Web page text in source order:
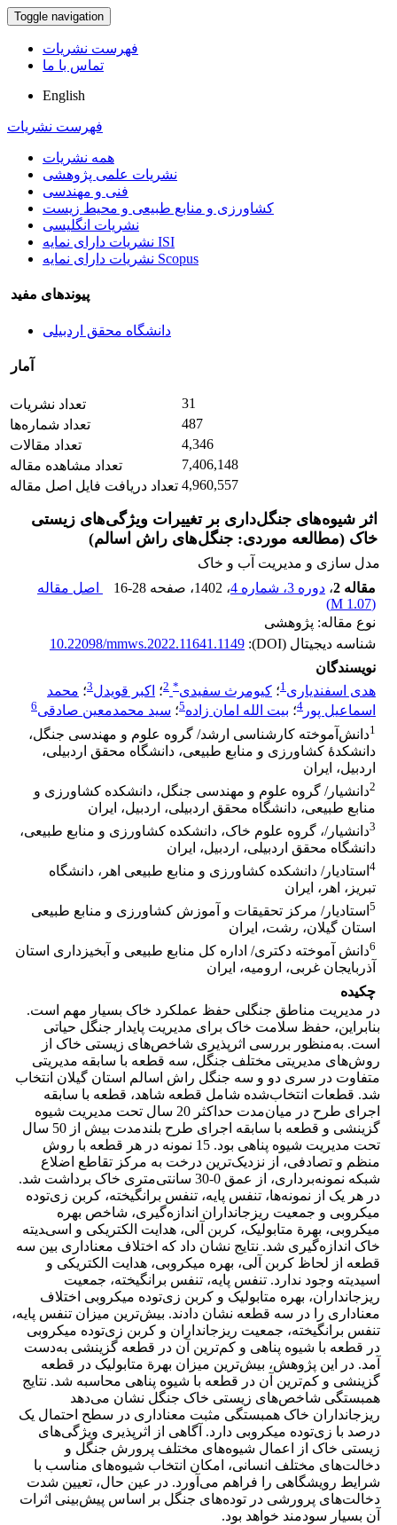
Toggle navigation
فهرست نشریات
تماس با ما
English
فهرست نشریات
همه نشریات
نشریات علمی پژوهشی
فنی و مهندسی
کشاورزی و منابع طبیعی و محیط زیست
نشریات انگلیسی
نشریات دارای نمایه ISI
نشریات دارای نمایه Scopus
پیوندهای مفید
دانشگاه محقق اردبیلی
آمار
تعداد نشریات
31
تعداد شماره‌ها
487
تعداد مقالات
4,346
تعداد مشاهده مقاله
7,406,148
تعداد دریافت فایل اصل مقاله 4,960,557
اثر شیوه‌های جنگل‌داری بر تغییرات ویژگی‌های زیستی
خاک (مطالعه موردی: جنگل‌های راش اسالم)
مدل سازی و مدیریت آب و خاک
مقاله 2
، دوره 3، شماره 4 ، 1402 ، صفحه 16-28
اصل مقاله
(
1.07 M
)
نوع مقاله: پژوهشی
شناسه دیجیتال (DOI):
10.22098/mmws.2022.11641.1149
نویسندگان
هدی اسفندیاری1؛ کیومرث سفیدی*
2؛ اکبر قویدل3؛ محمد
اسماعیل پور 4؛ بیت الله امان زاده5؛ سید محمدمعین صادقی6
1دانش‌آموخته کارشناسی ارشد/ گروه علوم و مهندسی جنگل،
دانشکدۀ کشاورزی و منابع طبیعی، دانشگاه محقق اردبیلی،
اردبیل، ایران
2دانشیار/ گروه علوم و مهندسی جنگل، دانشکده کشاورزی و
منابع طبیعی، دانشگاه محقق اردبیلی، اردبیل، ایران
3دانشیار/، گروه علوم خاک، دانشکده کشاورزی و منابع طبیعی،
دانشگاه محقق اردبیلی، اردبیل، ایران
4 استادیار/ دانشکده کشاورزی و منابع طبیعی اهر، دانشگاه
تبریز، اهر، ایران
5 استادیار/ مرکز تحقیقات و آموزش کشاورزی و منابع طبیعی
استان گیلان، رشت، ایران
6دانش آموخته دکتری/ اداره کل منابع طبیعی و آبخیزداری استان
آذربایجان غربی، ارومیه، ایران
چکیده
در مدیریت مناطق جنگلی حفظ عملکرد خاک بسیار مهم است.
بنابراین، حفظ سلامت خاک برای مدیریت پایدار جنگل حیاتی
است. به‌منظور بررسی اثرپذیری شاخص‌های زیستی خاک از
روش‌های مدیریتی مختلف جنگل، سه قطعه با سابقه مدیریتی
متفاوت در سری دو و سه جنگل راش اسالم استان گیلان انتخاب
شد. قطعات انتخاب‌‌شده شامل قطعه شاهد، قطعه با سابقه
اجرای طرح در میان‌مدت حداکثر 20 سال تحت مدیریت شیوه
گزینشی و قطعه با سابقه اجرای طرح بلندمدت بیش از 50 سال
تحت مدیریت شیوه پناهی بود. 15 نمونه در هر قطعه با روش
منظم و تصادفی، از نزدیک‌ترین درخت به مرکز تقاطع اضلاع
شبکه نمونه‌‌برداری، از عمق 0-30 سانتی‌متری خاک برداشت شد.
در هر یک از نمونه‌ها، تنفس پایه، تنفس برانگیخته، کربن زی‌توده
میکروبی و جمعیت ریزجانداران اندازه‌گیری، شاخص بهره
میکروبی، بهرة متابولیک، کربن آلی، هدایت الکتریکی و اسیدیته
خاک اندازه‌گیری شد. نتایج نشان داد که اختلاف معنا‌داری بین سه
قطعه از لحاظ کربن آلی، بهره میکروبی، هدایت الکتریکی و
اسیدیته وجود ندارد. تنفس پایه، تنفس برانگیخته، جمعیت
ریزجانداران، بهره متابولیک و کربن زی‌توده میکروبی اختلاف
معنا‌داری را در سه قطعه نشان دادند. بیش‌ترین میزان تنفس پایه،
تنفس برانگیخته، جمعیت ریزجانداران و کربن زی‌توده میکروبی
در قطعه با شیوه پناهی و کم‌ترین آن در قطعه گزینشی به‌دست
آمد. در این پژوهش، بیش‌ترین میزان بهرة متابولیک در قطعه
گزینشی و کم‌ترین آن در قطعه با شیوه پناهی محاسبه شد. نتایج
همبستگی شاخص‌های زیستی خاک جنگل نشان می‌دهد
ریزجانداران خاک همبستگی مثبت معنا‌داری در سطح احتمال یک
درصد با زی‌توده میکروبی دارد. آگاهی از اثرپذیری ویژگی‌های
زیستی خاک از اعمال شیوه‌های مختلف پرورش جنگل و
دخالت‌های مختلف انسانی، امکان انتخاب شیوه‌های مناسب با
شرایط رویشگاهی را فراهم می‌آورد. در عین حال، تعیین شدت
دخالت‌های پرورشی در توده‌های جنگل بر اساس پیش‌بینی اثرات
آن بسیار سودمند خواهد بود.